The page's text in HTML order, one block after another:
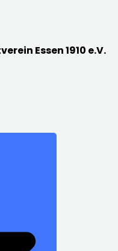
Essen 1910 e.V.